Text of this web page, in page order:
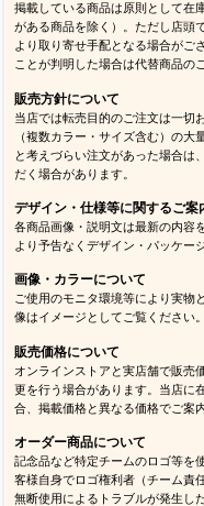
掲載している商品は原則として在
がある商品を除く）。ただし店頭
より取り寄せ手配となる場合がご
ことが判明した場合は代替商品の
販売方針について
当店では転売目的のご注文は一切
（複数カラー・サイズ含む）の
と考えづらい注文があった場合は
だく場合があります。
デザイン・仕様等に関するご案
各商品画像・説明文は最新の内容
より予告なくデザイン・パッケー
画像・カラーについて
ご使用のモニタ環境等により実物
像はイメージとしてご覧ください。
販売価格について
オンラインストアと実店舗で販売
更を行う場合があります。当店に
合、掲載価格と異なる価格でご案
オーダー商品について
記念品など特定チームのロゴ等を
客様自身でロゴ権利者（チーム責
無断使用によるトラブルが発生し